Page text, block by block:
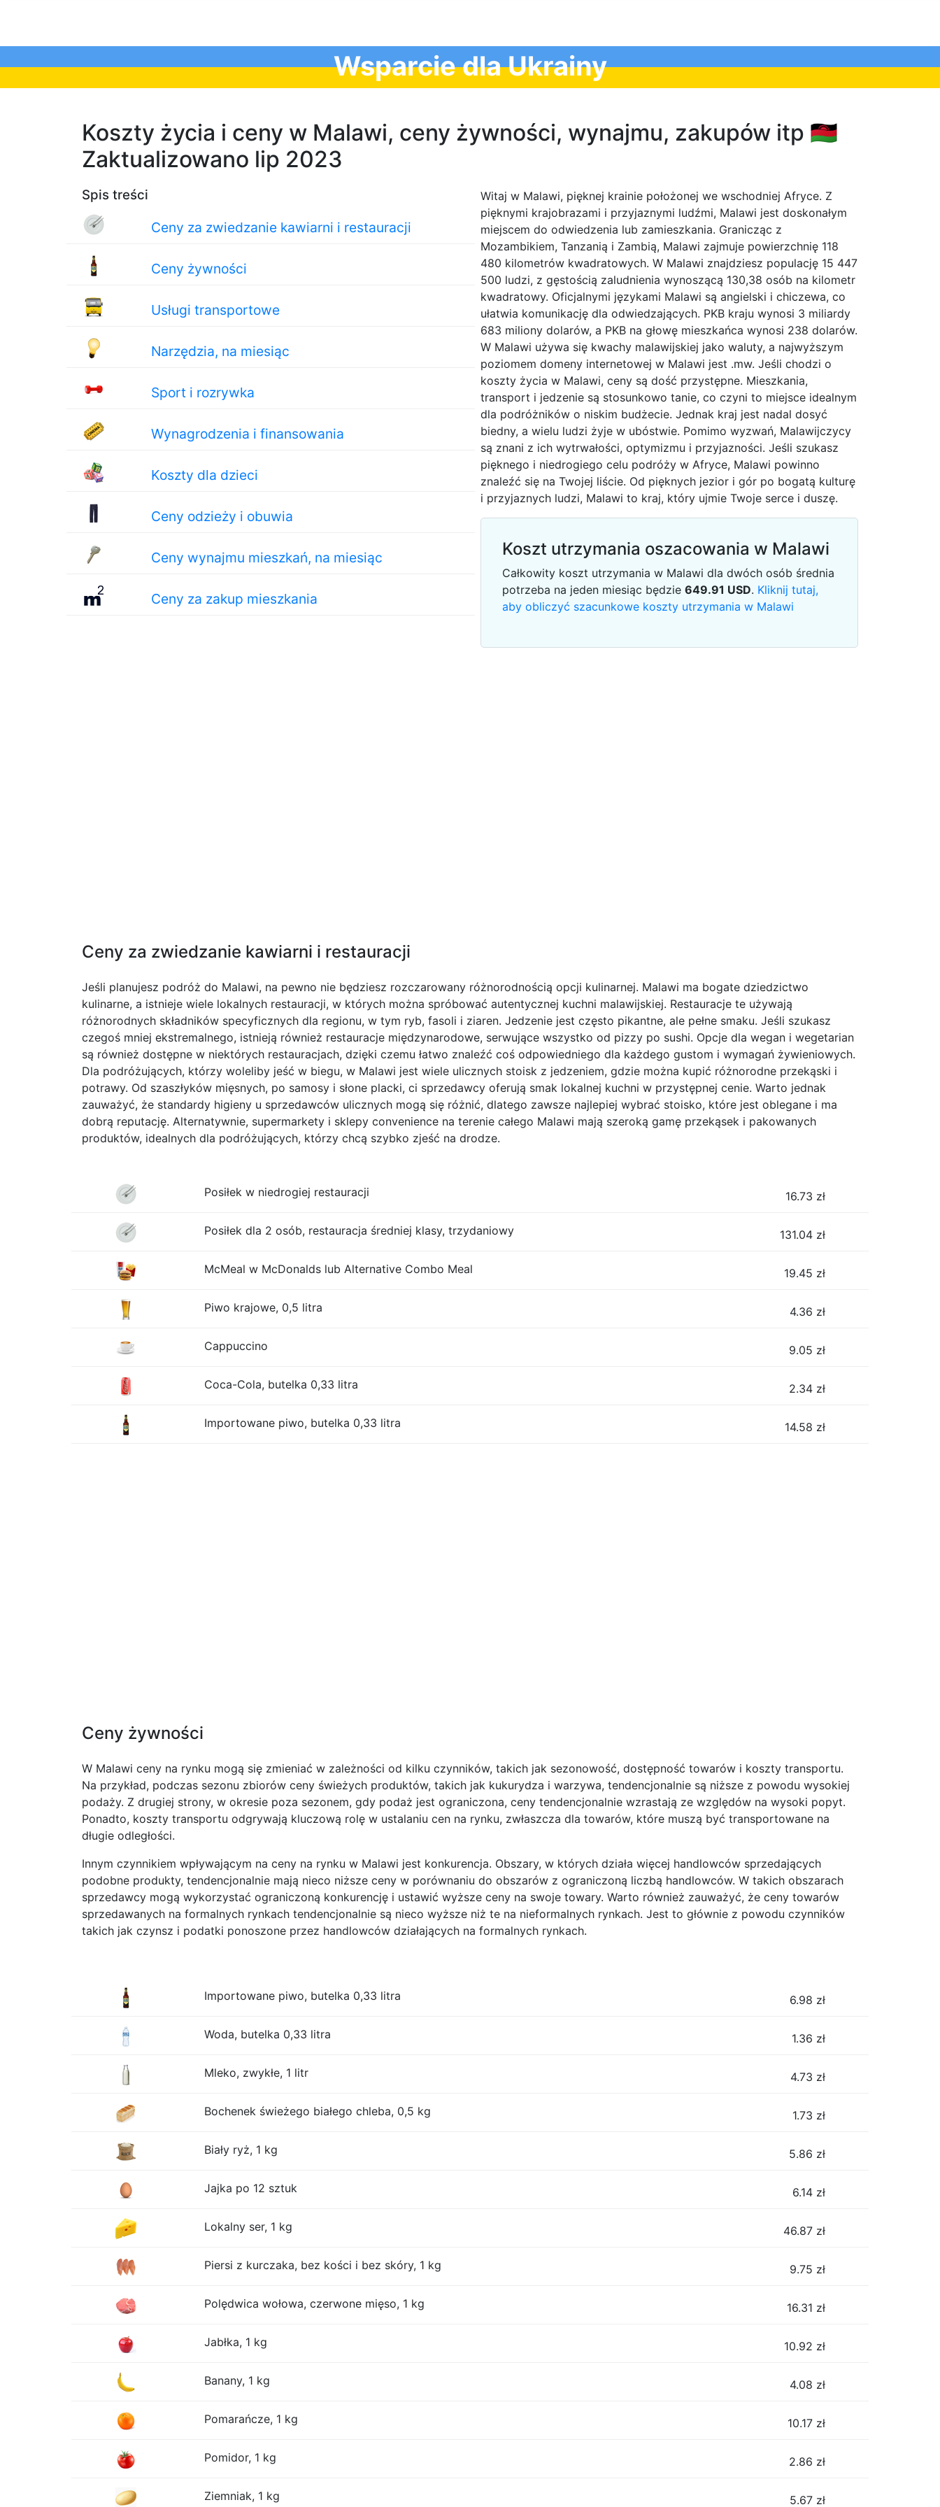
Wsparcie dla Ukrainy
Koszty życia i ceny w Malawi, ceny żywności, wynajmu, zakupów itp 🇲🇼
Zaktualizowano lip 2023
Spis treści
Ceny za zwiedzanie kawiarni i restauracji
Ceny żywności
Usługi transportowe
Narzędzia, na miesiąc
Sport i rozrywka
Wynagrodzenia i finansowania
Koszty dla dzieci
Ceny odzieży i obuwia
Ceny wynajmu mieszkań, na miesiąc
Ceny za zakup mieszkania
Witaj w Malawi, pięknej krainie położonej we wschodniej Afryce. Z
pięknymi krajobrazami i przyjaznymi ludźmi, Malawi jest doskonałym
miejscem do odwiedzenia lub zamieszkania. Granicząc z
Mozambikiem, Tanzanią i Zambią, Malawi zajmuje powierzchnię 118
480 kilometrów kwadratowych. W Malawi znajdziesz populację 15 447
500 ludzi, z gęstością zaludnienia wynoszącą 130,38 osób na kilometr
kwadratowy. Oficjalnymi językami Malawi są angielski i chiczewa, co
ułatwia komunikację dla odwiedzających. PKB kraju wynosi 3 miliardy
683 miliony dolarów, a PKB na głowę mieszkańca wynosi 238 dolarów.
W Malawi używa się kwachy malawijskiej jako waluty, a najwyższym
poziomem domeny internetowej w Malawi jest .mw. Jeśli chodzi o
koszty życia w Malawi, ceny są dość przystępne. Mieszkania,
transport i jedzenie są stosunkowo tanie, co czyni to miejsce idealnym
dla podróżników o niskim budżecie. Jednak kraj jest nadal dosyć
biedny, a wielu ludzi żyje w ubóstwie. Pomimo wyzwań, Malawijczycy
są znani z ich wytrwałości, optymizmu i przyjazności. Jeśli szukasz
pięknego i niedrogiego celu podróży w Afryce, Malawi powinno
znaleźć się na Twojej liście. Od pięknych jezior i gór po bogatą kulturę
i przyjaznych ludzi, Malawi to kraj, który ujmie Twoje serce i duszę.
Koszt utrzymania oszacowania w Malawi
Całkowity koszt utrzymania w Malawi dla dwóch osób średnia
potrzeba na jeden miesiąc będzie 649.91 USD. Kliknij tutaj,
aby obliczyć szacunkowe koszty utrzymania w Malawi
Ceny za zwiedzanie kawiarni i restauracji
Jeśli planujesz podróż do Malawi, na pewno nie będziesz rozczarowany różnorodnością opcji kulinarnej. Malawi ma bogate dziedzictwo
kulinarne, a istnieje wiele lokalnych restauracji, w których można spróbować autentycznej kuchni malawijskiej. Restauracje te używają
różnorodnych składników specyficznych dla regionu, w tym ryb, fasoli i ziaren. Jedzenie jest często pikantne, ale pełne smaku. Jeśli szukasz
czegoś mniej ekstremalnego, istnieją również restauracje międzynarodowe, serwujące wszystko od pizzy po sushi. Opcje dla wegan i wegetarian
są również dostępne w niektórych restauracjach, dzięki czemu łatwo znaleźć coś odpowiedniego dla każdego gustom i wymagań żywieniowych.
Dla podróżujących, którzy woleliby jeść w biegu, w Malawi jest wiele ulicznych stoisk z jedzeniem, gdzie można kupić różnorodne przekąski i
potrawy. Od szaszłyków mięsnych, po samosy i słone placki, ci sprzedawcy oferują smak lokalnej kuchni w przystępnej cenie. Warto jednak
zauważyć, że standardy higieny u sprzedawców ulicznych mogą się różnić, dlatego zawsze najlepiej wybrać stoisko, które jest oblegane i ma
dobrą reputację. Alternatywnie, supermarkety i sklepy convenience na terenie całego Malawi mają szeroką gamę przekąsek i pakowanych
produktów, idealnych dla podróżujących, którzy chcą szybko zjeść na drodze.
Posiłek w niedrogiej restauracji 16.73 zł
Posiłek dla 2 osób, restauracja średniej klasy, trzydaniowy 131.04 zł
McMeal w McDonalds lub Alternative Combo Meal 19.45 zł
Piwo krajowe, 0,5 litra 4.36 zł
Cappuccino 9.05 zł
Coca-Cola, butelka 0,33 litra 2.34 zł
Importowane piwo, butelka 0,33 litra 14.58 zł
Ceny żywności
W Malawi ceny na rynku mogą się zmieniać w zależności od kilku czynników, takich jak sezonowość, dostępność towarów i koszty transportu.
Na przykład, podczas sezonu zbiorów ceny świeżych produktów, takich jak kukurydza i warzywa, tendencjonalnie są niższe z powodu wysokiej
podaży. Z drugiej strony, w okresie poza sezonem, gdy podaż jest ograniczona, ceny tendencjonalnie wzrastają ze względów na wysoki popyt.
Ponadto, koszty transportu odgrywają kluczową rolę w ustalaniu cen na rynku, zwłaszcza dla towarów, które muszą być transportowane na
długie odległości.
Innym czynnikiem wpływającym na ceny na rynku w Malawi jest konkurencja. Obszary, w których działa więcej handlowców sprzedających
podobne produkty, tendencjonalnie mają nieco niższe ceny w porównaniu do obszarów z ograniczoną liczbą handlowców. W takich obszarach
sprzedawcy mogą wykorzystać ograniczoną konkurencję i ustawić wyższe ceny na swoje towary. Warto również zauważyć, że ceny towarów
sprzedawanych na formalnych rynkach tendencjonalnie są nieco wyższe niż te na nieformalnych rynkach. Jest to głównie z powodu czynników
takich jak czynsz i podatki ponoszone przez handlowców działających na formalnych rynkach.
Importowane piwo, butelka 0,33 litra 6.98 zł
Woda, butelka 0,33 litra 1.36 zł
Mleko, zwykłe, 1 litr 4.73 zł
Bochenek świeżego białego chleba, 0,5 kg 1.73 zł
Biały ryż, 1 kg 5.86 zł
Jajka po 12 sztuk 6.14 zł
Lokalny ser, 1 kg 46.87 zł
Piersi z kurczaka, bez kości i bez skóry, 1 kg 9.75 zł
Polędwica wołowa, czerwone mięso, 1 kg 16.31 zł
Jabłka, 1 kg 10.92 zł
Banany, 1 kg 4.08 zł
Pomarańcze, 1 kg 10.17 zł
Pomidor, 1 kg 2.86 zł
Ziemniak, 1 kg 5.67 zł